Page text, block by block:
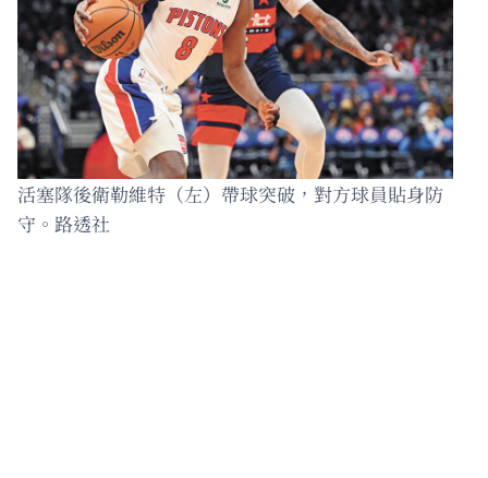
活塞隊後衛勒維特（左）帶球突破，對方球員貼身防
守。路透社